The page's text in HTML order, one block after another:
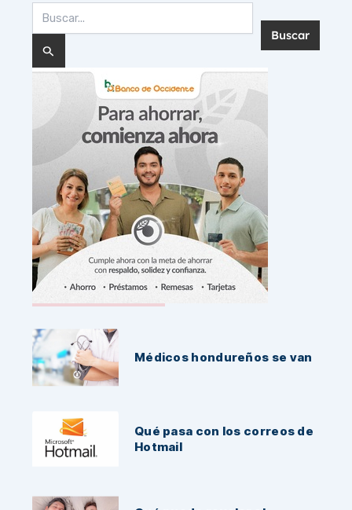
por:
Noticias Recientes:
Médicos hondureños se van
Qué pasa con los correos de
Hotmail